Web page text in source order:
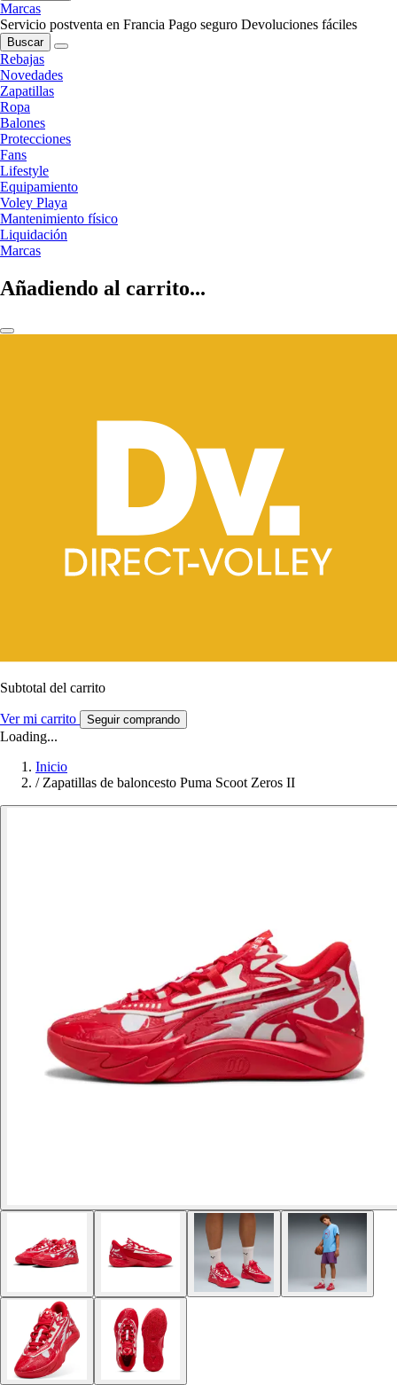
Marcas
Servicio postventa en Francia Pago seguro Devoluciones fáciles
Buscar
Rebajas
Novedades
Zapatillas
Ropa
Balones
Protecciones
Fans
Lifestyle
Equipamiento
Voley Playa
Mantenimiento físico
Liquidación
Marcas
Añadiendo al carrito...
Subtotal del carrito
Ver mi carrito Seguir comprando
Loading...
Inicio
/ Zapatillas de baloncesto Puma Scoot Zeros II